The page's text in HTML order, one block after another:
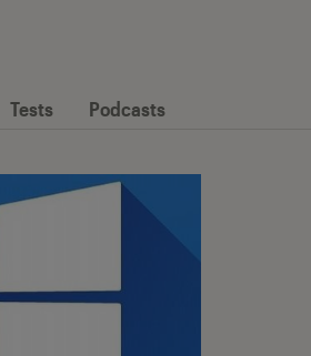
Tests Podcasts